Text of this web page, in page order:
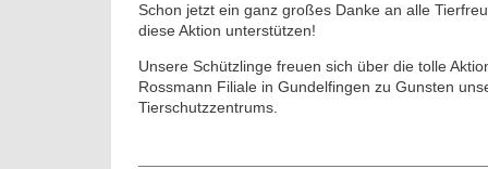
Schon jetzt ein ganz großes Danke an alle
diese Aktion unterstützen!
Unsere Schützlinge freuen sich über die tolle
Rossmann Filiale in Gundelfingen zu Gunsten
Tierschutzzentrums.